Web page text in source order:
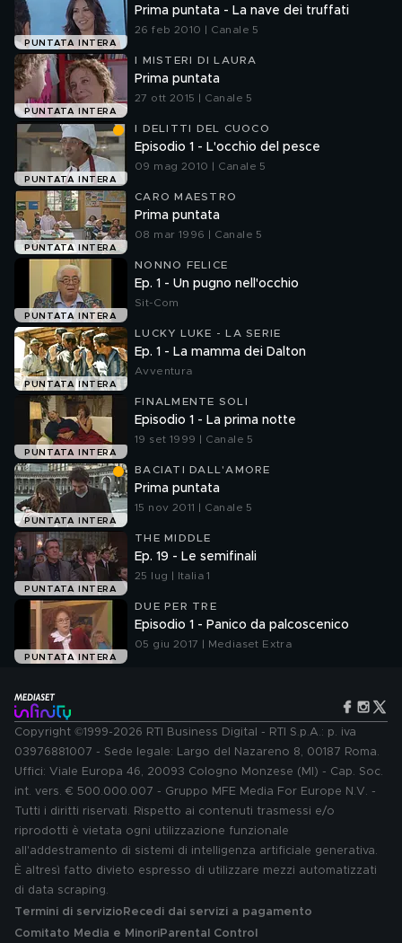
PUNTATA INTERA
Prima puntata - La nave dei truffati
26 feb 2010 | Canale 5
PUNTATA INTERA
I MISTERI DI LAURA
Prima puntata
27 ott 2015 | Canale 5
PUNTATA INTERA
I DELITTI DEL CUOCO
Episodio 1 - L'occhio del pesce
09 mag 2010 | Canale 5
PUNTATA INTERA
CARO MAESTRO
Prima puntata
08 mar 1996 | Canale 5
PUNTATA INTERA
NONNO FELICE
Ep. 1 - Un pugno nell'occhio
Sit-Com
PUNTATA INTERA
LUCKY LUKE - LA SERIE
Ep. 1 - La mamma dei Dalton
Avventura
PUNTATA INTERA
FINALMENTE SOLI
Episodio 1 - La prima notte
19 set 1999 | Canale 5
PUNTATA INTERA
BACIATI DALL'AMORE
Prima puntata
15 nov 2011 | Canale 5
PUNTATA INTERA
THE MIDDLE
Ep. 19 - Le semifinali
25 lug | Italia 1
PUNTATA INTERA
DUE PER TRE
Episodio 1 - Panico da palcoscenico
05 giu 2017 | Mediaset Extra
Copyright ©1999-2026 RTI Business Digital - RTI S.p.A.: p. iva
03976881007 - Sede legale: Largo del Nazareno 8, 00187 Roma.
Uffici: Viale Europa 46, 20093 Cologno Monzese (MI) - Cap. Soc.
int. vers. € 500.000.007 - Gruppo MFE Media For Europe N.V. -
Tutti i diritti riservati. Rispetto ai contenuti trasmessi e/o
riprodotti è vietata ogni utilizzazione funzionale
all'addestramento di sistemi di intelligenza artificiale generativa.
È altresì fatto divieto espresso di utilizzare mezzi automatizzati
di data scraping.
Termini di servizio Recedi dai servizi a pagamento
Comitato Media e MinoriParental Control